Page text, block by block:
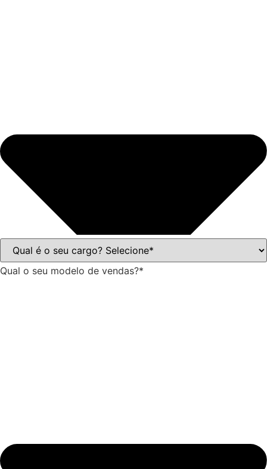
Qual o seu modelo de vendas?*